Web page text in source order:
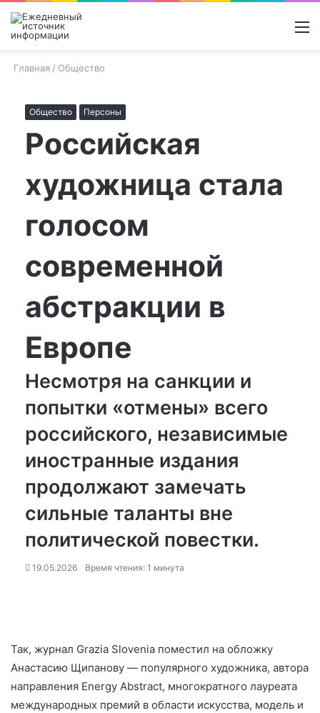
Поиск
Switch
Главная / Общество
Общество Персоны
Российская
художница стала
голосом
современной
абстракции в
Европе
Несмотря на санкции и
попытки «отмены» всего
российского, независимые
иностранные издания
продолжают замечать
сильные таланты вне
политической повестки.
19.05.2026 Время чтения: 1 минута
Так, журнал Grazia Slovenia поместил на обложку
Анастасию Щипанову — популярного художника, автора
направления Energy Abstract, многократного лауреата
международных премий в области искусства, модель и